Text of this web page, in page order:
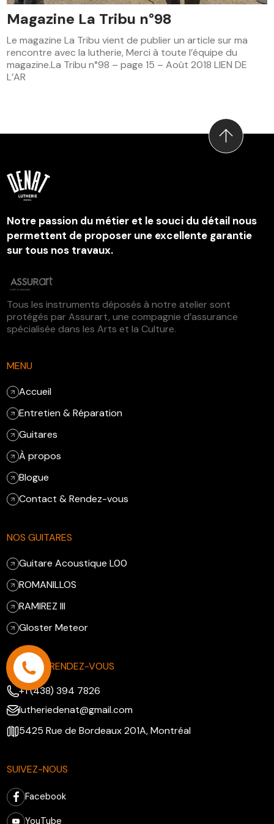
Magazine La Tribu n°98
Le magazine La Tribu vient de publier un article sur ma
rencontre avec la lutherie, Merci à toute l’équipe du
magazine.La Tribu n°98 – page 15 – Août 2018 LIEN DE
L’AR
Notre passion du métier et le souci du détail nous
permettent de proposer une excellente garantie
sur tous nos travaux.
Tous les instruments déposés à notre atelier sont
protégés par Assurart, une compagnie d’assurance
spécialisée dans les Arts et la Culture.
MENU
Accueil
Entretien & Réparation
Guitares
À propos
Blogue
Contact & Rendez-vous
NOS GUITARES
Guitare Acoustique L00
ROMANILLOS
RAMIREZ III
Gloster Meteor
PRENDRE RENDEZ-VOUS
+1 (438) 394 7826
lutheriedenat@gmail.com
5425 Rue de Bordeaux 201A, Montréal
SUIVEZ-NOUS
Facebook
YouTube